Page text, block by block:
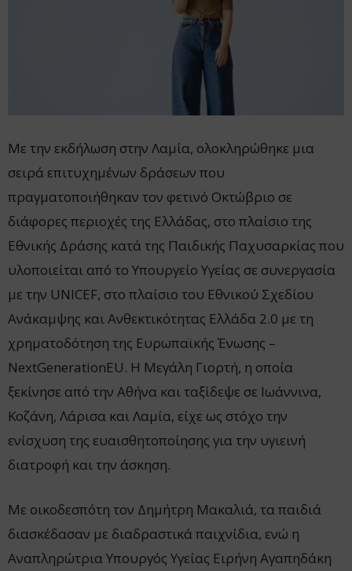
Με την εκδήλωση στην Λαμία, ολοκληρώθηκε μια
σειρά επιτυχημένων δράσεων που
πραγματοποιήθηκαν τον φετινό Οκτώβριο σε
διάφορες περιοχές της Ελλάδας, στο πλαίσιο της
Εθνικής Δράσης κατά της Παιδικής Παχυσαρκίας που
υλοποιείται από το Yπουργείο Υγείας σε συνεργασία
με την UNICEF, στο πλαίσιο του Εθνικού Σχεδίου
Ανάκαμψης και Ανθεκτικότητας Ελλάδα 2.0 με τη
χρηματοδότηση της Ευρωπαϊκής Ένωσης –
NextGenerationEU. Η Μεγάλη Γιορτή, η οποία
ξεκίνησε από την Αθήνα και ταξίδεψε σε Ιωάννινα,
Κοζάνη, Λάρισα και Λαμία, είχε ως στόχο την
ενίσχυση της ευαισθητοποίησης για την υγιεινή
διατροφή και την άσκηση.
Με οικοδεσπότη τον Δημήτρη Μακαλιά, τα παιδιά
διασκέδασαν με διαδραστικά παιχνίδια, ενώ η
Αναπληρώτρια Υπουργός Υγείας Ειρήνη Αγαπηδάκη